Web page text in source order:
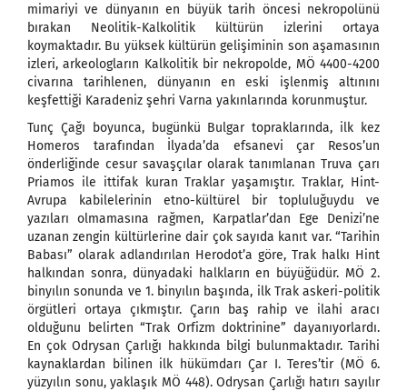
mimariyi ve dünyanın en büyük tarih öncesi nekropolünü
bırakan Neolitik-Kalkolitik kültürün izlerini ortaya
koymaktadır. Bu yüksek kültürün gelişiminin son aşamasının
izleri, arkeologların Kalkolitik bir nekropolde, MÖ 4400-4200
civarına tarihlenen, dünyanın en eski işlenmiş altınını
keşfettiği Karadeniz şehri Varna yakınlarında korunmuştur.
Tunç Çağı boyunca, bugünkü Bulgar topraklarında, ilk kez
Homeros tarafından İlyada’da efsanevi çar Resos’un
önderliğinde cesur savaşçılar olarak tanımlanan Truva çarı
Priamos ile ittifak kuran Traklar yaşamıştır. Traklar, Hint-
Avrupa kabilelerinin etno-kültürel bir topluluğuydu ve
yazıları olmamasına rağmen, Karpatlar’dan Ege Denizi’ne
uzanan zengin kültürlerine dair çok sayıda kanıt var. “Tarihin
Babası” olarak adlandırılan Herodot’a göre, Trak halkı Hint
halkından sonra, dünyadaki halkların en büyüğüdür. MÖ 2.
binyılın sonunda ve 1. binyılın başında, ilk Trak askeri-politik
örgütleri ortaya çıkmıştır. Çarın baş rahip ve ilahi aracı
olduğunu belirten “Trak Orfizm doktrinine” dayanıyorlardı.
En çok Odrysan Çarlığı hakkında bilgi bulunmaktadır. Tarihi
kaynaklardan bilinen ilk hükümdarı Çar I. Teres’tir (MÖ 6.
yüzyılın sonu, yaklaşık MÖ 448). Odrysan Çarlığı hatırı sayılır